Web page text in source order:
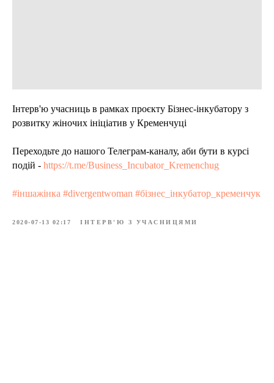
Інтерв'ю учасниць в рамках проєкту Бізнес-інкубатору з
розвитку жіночих ініціатив у Кременчуці
Переходьте до нашого Телеграм-каналу, аби бути в курсі
подій - https://t.me/Business_Incubator_Kremenchug
#іншажінка #divergentwoman #бізнес_інкубатор_кременчук
2020-07-13 02:17 ІНТЕРВ'Ю З УЧАСНИЦЯМИ